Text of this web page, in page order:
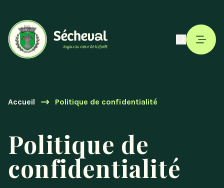
Accueil Politique de confidentialité
Politique de
confidentialité